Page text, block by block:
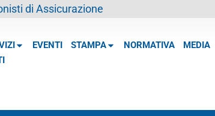
di Assicurazione
EVENTI STAMPA NORMATIVA
MEDIA